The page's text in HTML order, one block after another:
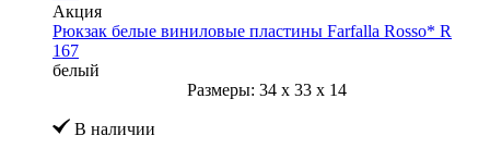
Акция
Рюкзак белые виниловые пластины Farfalla Rosso* R
167
белый
Размеры: 34 x 33 x 14
В наличии